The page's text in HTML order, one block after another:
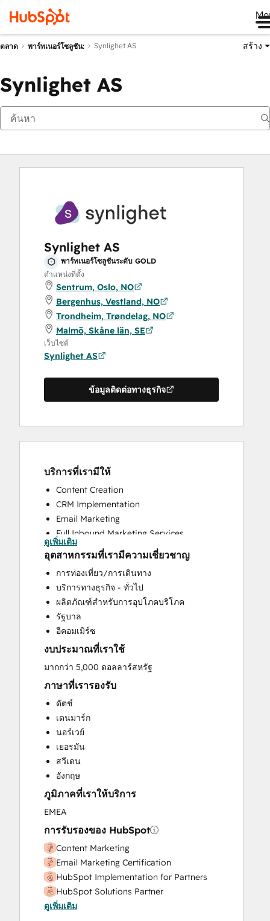
ตลาด พาร์ทเนอร์โซลูชัน: Synlighet AS สร้าง
Synlighet AS
Synlighet AS
พาร์ทเนอร์โซลูชันระดับ GOLD
ตำแหน่งที่ตั้ง
Sentrum, Oslo, NO
Bergenhus, Vestland, NO
Trondheim, Trøndelag, NO
Malmö, Skåne län, SE
เว็บไซต์
Synlighet AS
ข้อมูลติดต่อทางธุรกิจ
บริการที่เรามีให้
Content Creation
CRM Implementation
Email Marketing
Full Inbound Marketing Services
Paid Advertising
Sales and Marketing Alignment
Search Engine Optimization
Social Media
ดูเพิ่มเติม
อุตสาหกรรมที่เรามีความเชี่ยวชาญ
การท่องเที่ยว/การเดินทาง
บริการทางธุรกิจ - ทั่วไป
ผลิตภัณฑ์สำหรับการอุปโภคบริโภค
รัฐบาล
อีคอมเมิร์ซ
งบประมาณที่เราใช้
มากกว่า 5,000 ดอลลาร์สหรัฐ
ภาษาที่เรารองรับ
ดัตช์
เดนมาร์ก
นอร์เวย์
เยอรมัน
สวีเดน
อังกฤษ
ภูมิภาคที่เราให้บริการ
EMEA
การรับรองของ HubSpot
Content Marketing
Email Marketing Certification
HubSpot Implementation for Partners
HubSpot Solutions Partner
Inbound Marketing
ดูเพิ่มเติม